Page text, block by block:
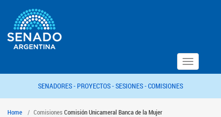
Toggle
navigation
SENADORES - PROYECTOS -SESIONES -COMISIONES
Home Comisiones Comisión Unicameral Banca de la Mujer